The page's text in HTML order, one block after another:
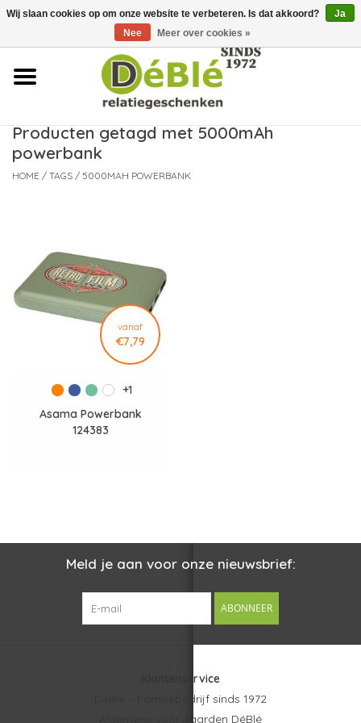
Over ons
Contact
Nieuws
Producten getagd met 5000mAh
powerbank
HOME / TAGS / 5000MAH POWERBANK
vanaf
€7,79
+1
Asama Powerbank
124383
Meld je aan voor onze nieuwsbrief:
ABONNEER
Klantenservice
DéBlé – Familiebedrijf sinds 1972
Algemene voorwaarden DéBlé
Wij slaan cookies op om onze website te verbeteren. Is dat akkoord?
Ja
Nee
Meer over cookies »